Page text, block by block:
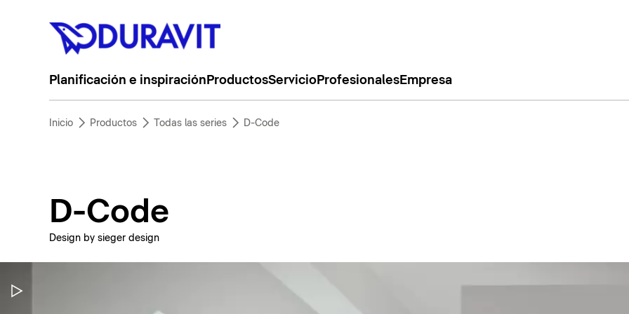
Planificación e inspiración ProductosServicioProfesionalesEmpresa
Inicio Productos Todas las series D-Code
D-Code
Design by sieger design
Pausar vídeo